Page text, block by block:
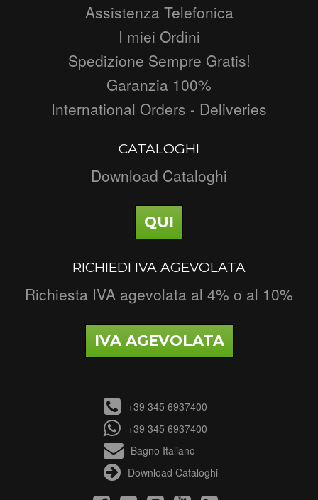
Assistenza Telefonica
I miei Ordini
Spedizione Sempre Gratis!
Garanzia 100%
International Orders - Deliveries
CATALOGHI
Download Cataloghi
QUI
RICHIEDI IVA AGEVOLATA
Richiesta IVA agevolata al 4% o al 10%
IVA AGEVOLATA
+39 345 6937400
+39 345 6937400
Bagno Italiano
Download Cataloghi